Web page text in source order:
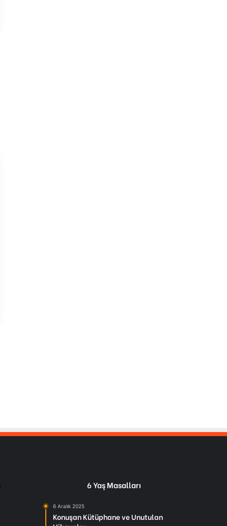
6 Yaş Masalları
6 Aralık 2025
Konuşan Kütüphane ve Unutulan